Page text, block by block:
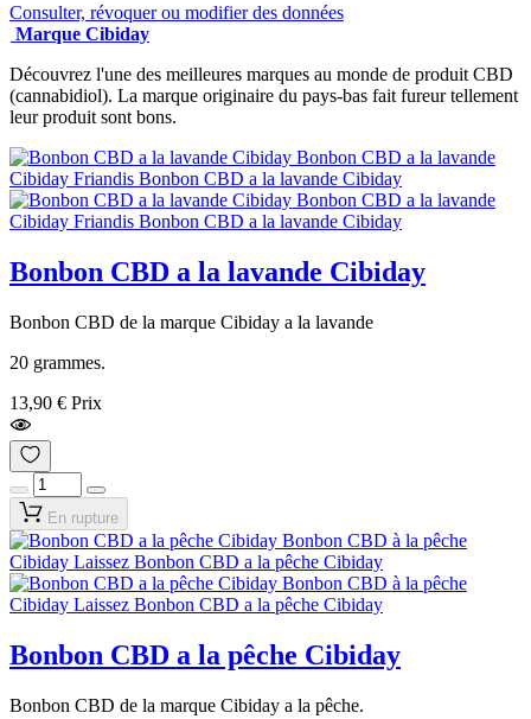
Consulter, révoquer ou modifier des données
Marque Cibiday
Découvrez l'une des meilleures marques au monde de produit CBD
(cannabidiol). La marque originaire du pays-bas fait fureur tellement
leur produit sont bons.
Bonbon CBD a la lavande Cibiday
Bonbon CBD de la marque Cibiday a la lavande
20 grammes.
13,90 € Prix
En rupture
Bonbon CBD a la pêche Cibiday
Bonbon CBD de la marque Cibiday a la pêche.